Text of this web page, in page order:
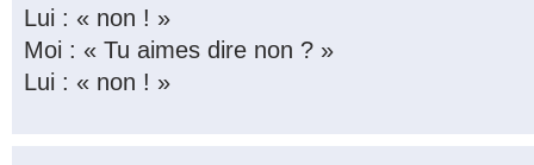
Lui : « non ! »
Moi : « Tu aimes dire non ? »
Lui : « non ! »